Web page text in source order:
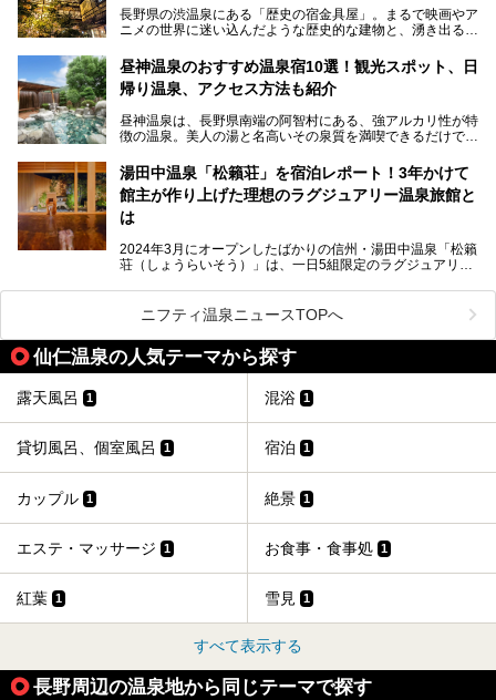
長野県の渋温泉にある「歴史の宿金具屋」。まるで映画やア
ニメの世界に迷い込んだような歴史的な建物と、湧き出る温
を隅々まで楽しみたいですよね。この記事では、金具屋での
滞在を最高の思い出にするための「楽しみ方」を徹底的にご
紹介します！
昼神温泉のおすすめ温泉宿10選！観光スポット、日
帰り温泉、アクセス方法も紹介
昼神温泉は、長野県南端の阿智村にある、強アルカリ性が特
徴の温泉。美人の湯と名高いその泉質を満喫できるだけでな
昼神温泉では、朝市などの観光スポットや、信州名物のおや
きを楽しめるグルメスポットなど、観光を楽しむにはぴった
りの場所が豊富にあります。
この記事では、昼神温泉での滞在を充実させる宿泊施設や日
帰り温泉、見どころ満載の観光・グルメスポットに加え、ア
クセス方法も順に紹介します。
湯田中温泉「松籟荘」を宿泊レポート！3年かけて
館主が作り上げた理想のラグジュアリー温泉旅館と
は
2024年3月にオープンしたばかりの信州・湯田中温泉「松籟
荘（しょうらいそう）」は、一日5組限定のラグジュアリー
ライベートに楽しめる非日常感が味わえます。また宿泊者は
道向かいの「よろづや」の大浴場「桃山風呂」や共同浴場の
「湯田中大湯」も利用ができます。
極上のお湯に浸り上質なお料理に舌鼓、特別な日に泊まりた
い湯田中温泉「松籟荘」を、実際に宿泊した目線で紹介しま
ニフティ温泉ニュースTOPへ
仙仁温泉の人気テーマから探す
露天風呂 1 混浴 1
貸切風呂、個室風呂 1 宿泊 1
カップル 1 絶景 1
エステ・マッサージ 1 お食事・食事処 1
紅葉 1 雪見 1
すべて表示する
長野周辺の温泉地から同じテーマで探す